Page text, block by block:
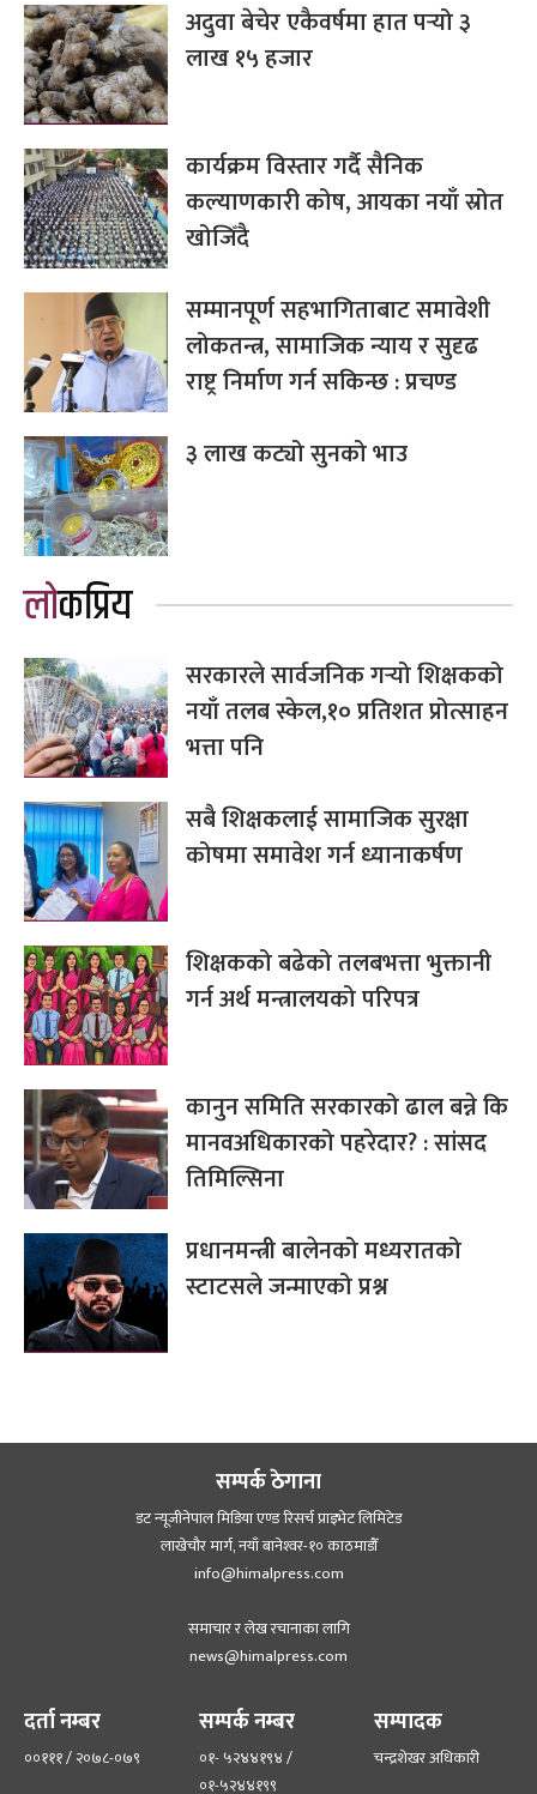
अदुवा बेचेर एकैवर्षमा हात पर्‍यो ३
लाख १५ हजार
कार्यक्रम विस्तार गर्दै सैनिक
कल्याणकारी कोष, आयका नयाँ स्रोत
खोजिँदै
सम्मानपूर्ण सहभागिताबाट समावेशी
लोकतन्त्र, सामाजिक न्याय र सुदृढ
राष्ट्र निर्माण गर्न सकिन्छ : प्रचण्ड
३ लाख कट्यो सुनको भाउ
लोकप्रिय
सरकारले सार्वजनिक गर्‍यो शिक्षकको
नयाँ तलब स्केल,१० प्रतिशत प्रोत्साहन
भत्ता पनि
सबै शिक्षकलाई सामाजिक सुरक्षा
कोषमा समावेश गर्न ध्यानाकर्षण
शिक्षकको बढेको तलबभत्ता भुक्तानी
गर्न अर्थ मन्त्रालयको परिपत्र
कानुन समिति सरकारको ढाल बन्ने कि
मानवअधिकारको पहरेदार? : सांसद
तिमिल्सिना
प्रधानमन्त्री बालेनको मध्यरातको
स्टाटसले जन्माएको प्रश्न
सम्पर्क ठेगाना
डट न्यूजीनेपाल मिडिया एण्ड रिसर्च प्राइभेट लिमिटेड
लाखेचौर मार्ग, नयाँ बानेश्‍वर-१० काठमाडौँ
info@himalpress.com
समाचार र लेख रचानाका लागि
news@himalpress.com
दर्ता नम्बर
००१११ / २०७८-०७९
सम्पर्क नम्बर
०१- ५२४४१९४ /
०१-५२४४१९९
सम्पादक
चन्द्रशेखर अधिकारी